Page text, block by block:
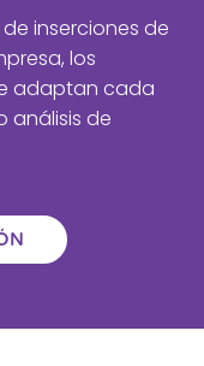
inserciones de
los
adaptan cada
análisis de